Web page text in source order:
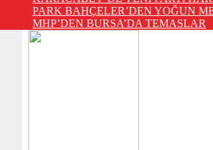
PARK BAHÇELER’DEN YOĞUN
MHP’DEN BURSA’DA TEMASLAR